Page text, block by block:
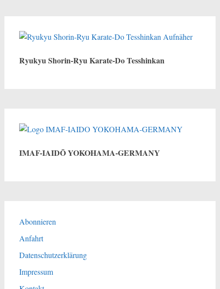
Ryukyu Shorin-Ryu Karate-Do Tesshinkan
IMAF-IAIDŌ YOKOHAMA-GERMANY
Abonnieren
Anfahrt
Datenschutzerklärung
Impressum